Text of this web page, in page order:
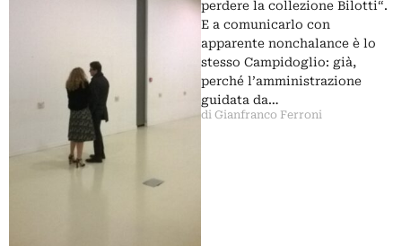
perdere la collezione Bilotti“.
E a comunicarlo con
apparente nonchalance è lo
stesso Campidoglio: già,
perché l’amministrazione
guidata da…
di Gianfranco Ferroni